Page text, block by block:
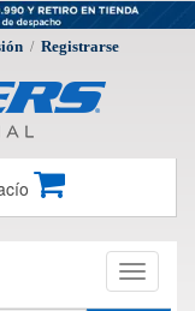
/ Registrarse
Toggle